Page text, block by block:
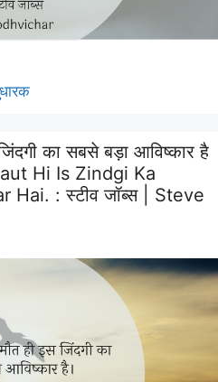
का सबसे बड़ा आविष्कार है
Hi Is Zindgi Ka
Hai. :स्टीव जॉब्स | Steve